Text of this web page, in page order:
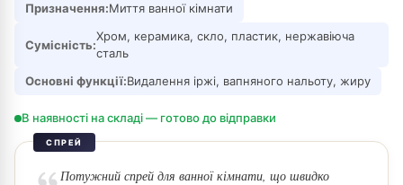
Призначення:Миття ванної кімнати
Сумісність:
Хром, керамика, скло, пластик, нержавіюча
сталь
Основні функції:Видалення іржі, вапняного нальоту, жиру
В наявності на складі — готово до відправки
СПРЕЙ
Потужний спрей для ванної кімнати, що швидко